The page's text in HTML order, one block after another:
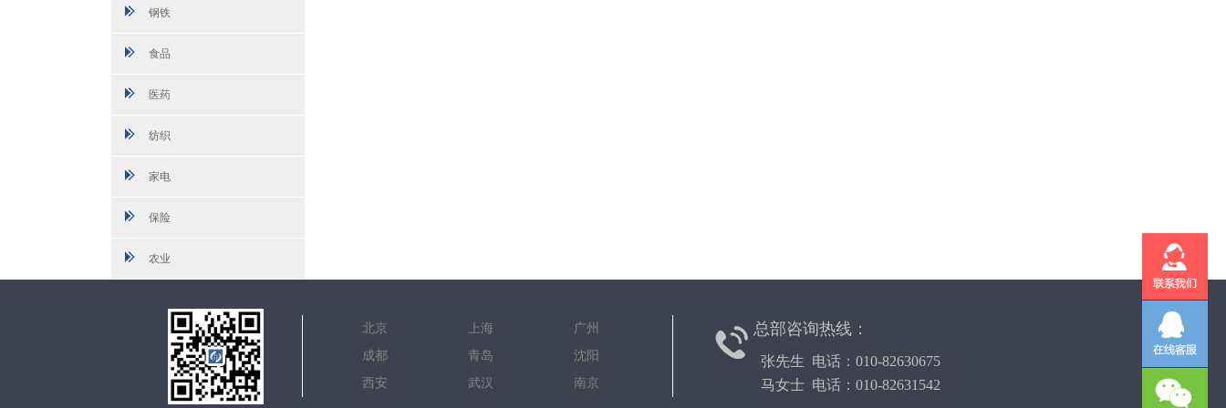
钢铁
食品
医药
纺织
家电
保险
农业
北京 上海 广州
成都 青岛 沈阳
西安 武汉 南京
总部咨询热线：
张先生 电话：010-82630675
马女士 电话：010-82631542